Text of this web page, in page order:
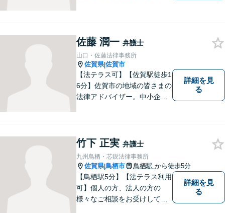
相続など、幅広い困りごとに
対応可能！【完全個室で対
応】
佐藤 潤一 弁護士
山口・佐藤法律事務所
佐賀県|佐賀市
【法テラス可】【佐賀駅徒歩1
6分】佐賀市の地域の皆さまの
法律アドバイザー。中小企業
う、最善を尽くさせていただ
きます。【土日夜間対応】
詳細を見
る
竹下 正実 弁護士
九州鳥栖・芯鋭法律事務所
佐賀県|鳥栖市 鳥栖駅 から徒歩5分
【鳥栖駅5分】【法テラス利用
可】個人の方、法人の方の
様々なご相談をお受けしてお
詳細を見
る